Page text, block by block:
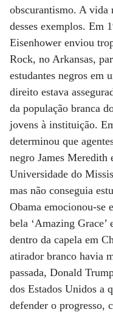
obscurantismo. A vida
desses exemplos. Em
Eisenhower enviou
Rock, no Arkansas,
estudantes negros em
direito estava
da população branca
jovens à instituição.
determinou que
negro James Meredith
Universidade do
mas não conseguia
Obama emocionou-se
bela ‘Amazing Grace’
dentro da capela em
atirador branco havia
passada, Donald
dos Estados Unidos a
defender o progresso,